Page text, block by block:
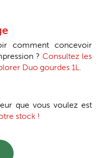
comment concevoir
?Consultez les
Duo gourdes 1L.
que vous voulez est
stock !